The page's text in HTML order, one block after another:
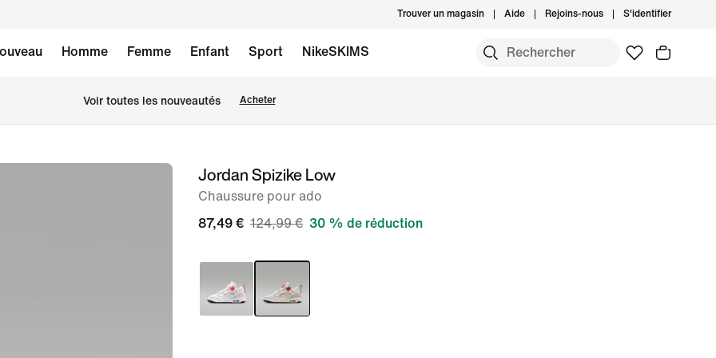
Trouver un magasin Aide Rejoins-nous S'identifier
Homme Femme Enfant Sport NikeSKIMS
Voir toutes les nouveautés Acheter
image 1Jordan Spizike Low
Chaussure pour ado
87,49 € 124,99 € 30 % de réduction